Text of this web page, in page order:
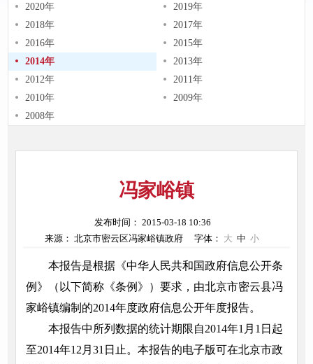
2020年
2019年
2018年
2017年
2016年
2015年
2014年
2013年
2012年
2011年
2010年
2009年
2008年
冯家峪镇
发布时间： 2015-03-18 10:36
来源： 北京市密云区冯家峪镇政府
字体： 大 中 小
本报告是根据《中华人民共和国政府信息公开条
例》（以下简称《条例》）要求，由北京市密云县冯
家峪镇编制的2014年度政府信息公开年度报告。
本报告中所列数据的统计期限自2014年1月1日起
至2014年12月31日止。本报告的电子版可在北京市政